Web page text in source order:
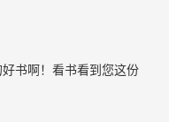
书啊！看书看到您这份